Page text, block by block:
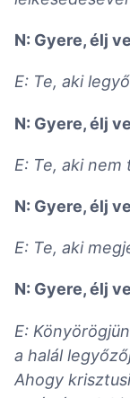
N: Gyere, élj
E: Te, aki
N: Gyere, élj
E: Te, aki
N: Gyere, élj
E: Te, aki
N: Gyere, élj
E:
a halál
Ahogy